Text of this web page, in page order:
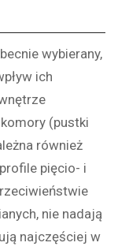
wybierany,
ich
(pustki
również
pięcio- i
nie nadają
najczęściej w